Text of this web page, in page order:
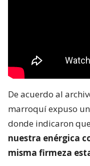
De acuerdo al
marroquí expuso
donde indicaron
nuestra enérgica
misma firmeza